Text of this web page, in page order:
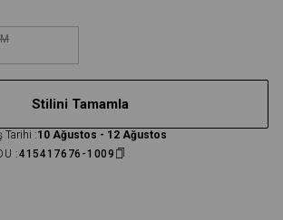
Stilini Tamamla
Tarihi :10 Ağustos - 12 Ağustos
:415417676-1009